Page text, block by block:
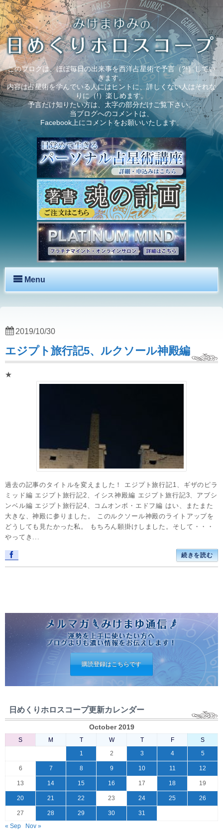
このブログは、ほぼ毎日の出来事を西洋占星術で予言（?!）してい
きます。
内容は占星術を学んでいる人にはヒントに、詳しくない人はそれな
りに（!）楽しめます。
予言だけ知りたい方は、太字の部分だけご覧下さい。
当ブログへのコメントは、
Facebook上にコメントをお願いいたします。
Menu
エジプト旅行記5、ルクソール神殿編
★
過去の記事のタイトルを変えました！ エジプト旅行記1、ギザのピラ
ミッド編 エジプト旅行記2、イシス神殿編 エジプト旅行記3、アブシ
ンベル編 エジプト旅行記4、コムオンボ・エドフ編 はい、またまた
大きな、神殿に参りました。 このルクソール神殿のライトアップを
どうしても見たかった私。 もちろん願掛けしました。そして・・・
やってき...
続きを読む
2019/10/30
購読登録はこちらです
日めくりホロスコープ更新カレンダー
October 2019
S M T W T F
S
1
2 3 4 5
6 7 8 9 10 11 12
13 14 15 16 17 18 19
20 21 22 23 24 25 26
27 28 29 30
31
« Sep
Nov »